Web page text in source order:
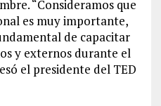
“Consideramos que
es muy importante,
de capacitar
y externos durante el
el presidente del TED